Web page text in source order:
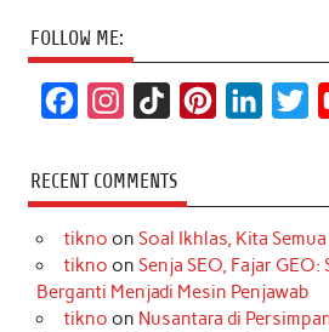
FOLLOW ME:
c
e
b
o
s
t
a
r
k
T
o
k
t
e
r
e
k
e
d
I
t
t
r
RECENT COMMENTS
tikno on Soal Ikhlas, Kita
tikno on Senja SEO, Fajar GEO:
Berganti Menjadi Mesin Penjawab
tikno on Nusantara di